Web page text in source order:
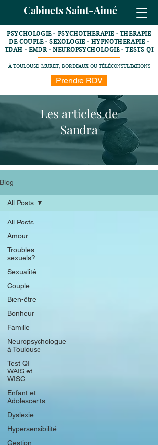
Cabinets Saint-Aimé
PSYCHOLOGIE - PSYCHOTHERAPIE - THERAPIE
DE COUPLE - SEXOLOGIE - HYPNOTHERAPIE -
TDAH - EMDR - NEUROPSYCHOLOGIE - TESTS QI
À TOULOUSE, MURET, BORDEAUX OU TÉLÉCONSULTATIONS
Prendre RDV
Les articles de
Sandra
Blog
All Posts
Amour
Troubles
sexuels?
Sexualité
Couple
Bien-être
Bonheur
Famille
Neuropsychologue
à Toulouse
Test QI
WAIS et
WISC
Enfant et
Adolescents
Dyslexie
Hypersensibilité
Gestion
All Posts